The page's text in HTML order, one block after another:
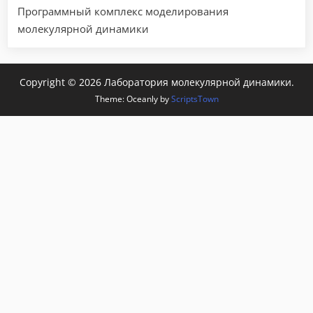
Программный комплекс моделирования
молекулярной динамики
Copyright © 2026 Лаборатория молекулярной динамики.
Theme: Oceanly byScriptsTown